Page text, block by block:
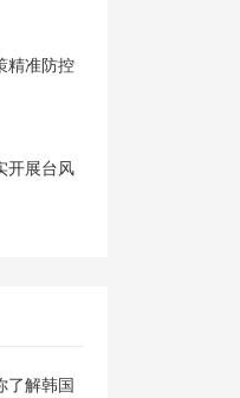
精准防控
开展台风
了解韩国